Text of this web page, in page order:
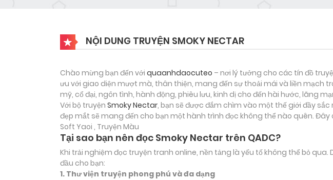
NỘI DUNG TRUYỆN SMOKY NECTAR
Chào mừng bạn đến với quaanhdaocuteo – nơi lý tưởng cho các tín đồ
ưu với giao diện mượt mà, thân thiện, mang đến sự thoải mái và liền mạch
mỹ, cổ đại, ngôn tình, hành động, phiêu lưu, kinh dị cho đến hài hước, lãng
Với bộ truyện Smoky Nectar, bạn sẽ được đắm chìm vào một thế giới đầy
đẹp mắt sẽ mang đến cho bạn một hành trình đọc không thể nào quên.
Soft Yaoi , Truyện Màu
Tại sao bạn nên đọc Smoky Nectar trên QADC?
Khi trải nghiệm đọc truyện tranh online, nền tảng là yếu tố không thể bỏ
đầu cho bạn:
1. Thư viện truyện phong phú và đa dạng